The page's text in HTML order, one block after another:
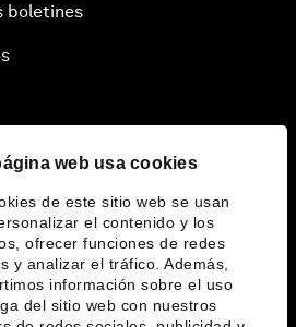
web usa cookies
de este sitio web se usan
el contenido y los
ofrecer funciones de redes
y analizar el tráfico. Además,
información sobre el uso
del sitio web con nuestros
boletines